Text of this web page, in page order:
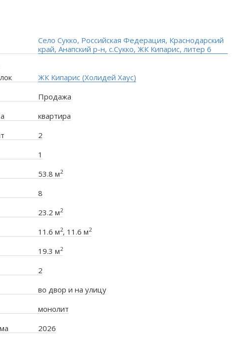
Село Сукко, Российская Федерация, Краснодарский
край, Анапский р-н, с.Сукко, ЖК Кипарис, литер 6
ЖК Кипарис (Холидей Хаус)
Продажа
квартира
2
1
53.8 м2
8
23.2 м2
11.6 м2, 11.6 м2
19.3 м2
2
во двор и на улицу
монолит
2026